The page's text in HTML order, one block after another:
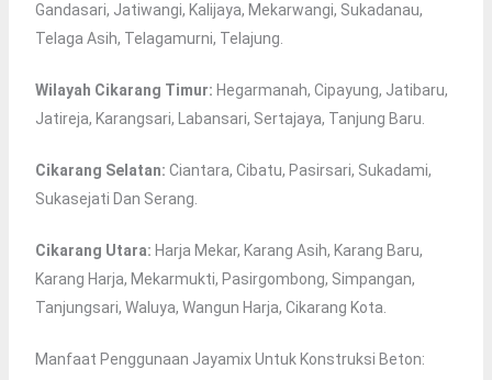
Gandasari, Jatiwangi, Kalijaya, Mekarwangi, Sukadanau,
Telaga Asih, Telagamurni, Telajung.
Wilayah Cikarang Timur: Hegarmanah, Cipayung, Jatibaru,
Jatireja, Karangsari, Labansari, Sertajaya, Tanjung Baru.
Cikarang Selatan: Ciantara, Cibatu, Pasirsari, Sukadami,
Sukasejati Dan Serang.
Cikarang Utara: Harja Mekar, Karang Asih, Karang Baru,
Karang Harja, Mekarmukti, Pasirgombong, Simpangan,
Tanjungsari, Waluya, Wangun Harja, Cikarang Kota.
Manfaat Penggunaan Jayamix Untuk Konstruksi Beton: